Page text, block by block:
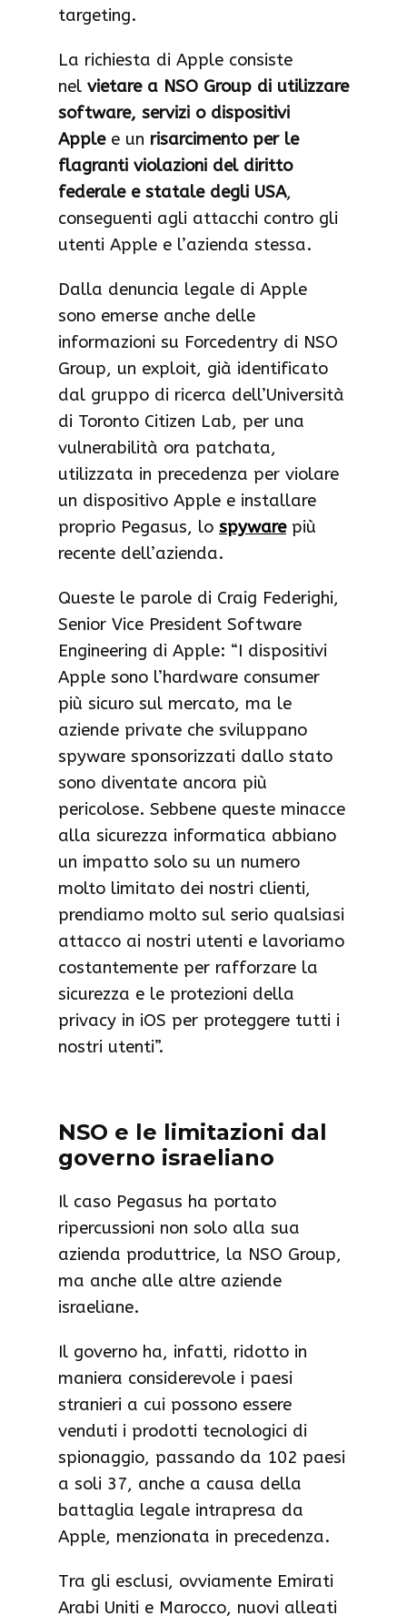
targeting.
La richiesta di Apple consiste
nel vietare a NSO Group di utilizzare
software, servizi o dispositivi
Applee un risarcimento per le
flagranti violazioni del diritto
federale e statale degli USA,
conseguenti agli attacchi contro gli
utenti Apple e l’azienda stessa.
Dalla denuncia legale di Apple
sono emerse anche delle
informazioni su Forcedentry di NSO
Group, un exploit, già identificato
dal gruppo di ricerca dell’Università
di Toronto Citizen Lab, per una
vulnerabilità ora patchata,
utilizzata in precedenza per violare
un dispositivo Apple e installare
proprio Pegasus, lo spywarepiù
recente dell’azienda.
Queste le parole di Craig Federighi,
Senior Vice President Software
Engineering di Apple: “I dispositivi
Apple sono l’hardware consumer
più sicuro sul mercato, ma le
aziende private che sviluppano
spyware sponsorizzati dallo stato
sono diventate ancora più
pericolose. Sebbene queste minacce
alla sicurezza informatica abbiano
un impatto solo su un numero
molto limitato dei nostri clienti,
prendiamo molto sul serio qualsiasi
attacco ai nostri utenti e lavoriamo
costantemente per rafforzare la
sicurezza e le protezioni della
privacy in iOS per proteggere tutti i
nostri utenti”.
NSO e le limitazioni dal
governo israeliano
Il caso Pegasus ha portato
ripercussioni non solo alla sua
azienda produttrice, la NSO Group,
ma anche alle altre aziende
israeliane.
Il governo ha, infatti, ridotto in
maniera considerevole i paesi
stranieri a cui possono essere
venduti i prodotti tecnologici di
spionaggio, passando da 102 paesi
a soli 37, anche a causa della
battaglia legale intrapresa da
Apple, menzionata in precedenza.
Tra gli esclusi, ovviamente Emirati
Arabi Uniti e Marocco, nuovi alleati